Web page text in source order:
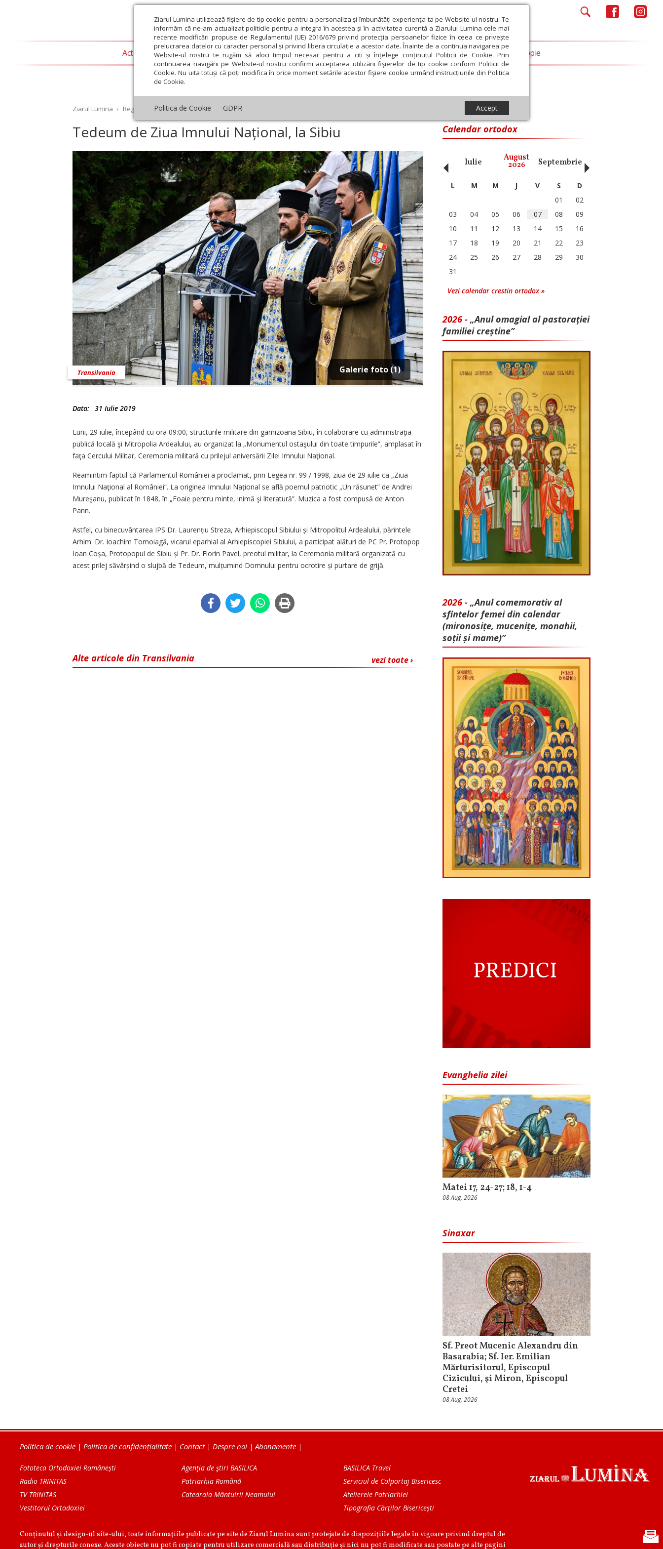
Ziarul Lumina utilizează fişiere de tip cookie pentru a personaliza și îmbunătăți experiența ta pe Website-ul nostru. Te
informăm că ne-am actualizat politicile pentru a integra în acestea și în activitatea curentă a Ziarului Lumina cele mai
recente modificări propuse de Regulamentul (UE) 2016/679 privind protecția persoanelor fizice în ceea ce privește
prelucrarea datelor cu caracter personal și privind libera circulație a acestor date. Înainte de a continua navigarea pe
Website-ul nostru te rugăm să aloci timpul necesar pentru a citi și înțelege conținutul Politicii de Cookie. Prin
continuarea navigării pe Website-ul nostru confirmi acceptarea utilizării fişierelor de tip cookie conform Politicii de
Cookie. Nu uita totuși că poți modifica în orice moment setările acestor fişiere cookie urmând instrucțiunile din Politica
de Cookie.
Politica de Cookie GDPR Accept
Actualitate religioasă Teologie și spiritualitate Educaţie și Cultură Societate Opinii Filantropie
Ziarul Lumina › Regionale › Transilvania › Tedeum de Ziua Imnului Național, la Sibiu
Tedeum de Ziua Imnului Național, la Sibiu
Galerie foto (1)
Transilvania
Data: 31 Iulie 2019
Luni, 29 iulie, începând cu ora 09:00, structurile militare din garnizoana Sibiu, în colaborare cu administraţia
publică locală şi Mitropolia Ardealului, au organizat la „Monumentul ostaşului din toate timpurile”, amplasat în
faţa Cercului Militar, Ceremonia militară cu prilejul aniversării Zilei Imnului Naţional.
Reamintim faptul că Parlamentul României a proclamat, prin Legea nr. 99 / 1998, ziua de 29 iulie ca „Ziua
Imnului Naţional al României”. La originea Imnului Național se află poemul patriotic „Un răsunet” de Andrei
Mureşanu, publicat în 1848, în „Foaie pentru minte, inimă şi literatură”. Muzica a fost compusă de Anton
Pann.
Astfel, cu binecuvântarea IPS Dr. Laurențiu Streza, Arhiepiscopul Sibiului și Mitropolitul Ardealului, părintele
Arhim. Dr. Ioachim Tomoiagă, vicarul eparhial al Arhiepiscopiei Sibiului, a participat alături de PC Pr. Protopop
Ioan Coșa, Protopopul de Sibiu și Pr. Dr. Florin Pavel, preotul militar, la Ceremonia militară organizată cu
acest prilej săvârșind o slujbă de Tedeum, mulțumind Domnului pentru ocrotire și purtare de grijă.
vezi toate ›
Alte articole din Transilvania
Calendar ortodox
Octombrie Noiembrie Decembrie Ianuarie Februarie Martie Aprilie Mai Iunie Iulie August
2026 Septembrie Octombrie
‹ L M M J V S
D
01
02
03
04 05 06 07 08
09
10
11 12 13 14 15
16
17
18 19 20 21 22
23
24
25 26 27 28 29
30
31
Vezi calendar crestin ortodox »
2026 - „Anul omagial al pastorației
familiei creștine”
2026 - „Anul comemorativ al
sfintelor femei din calendar
(mironosițe, mu­cenițe, monahii,
soții și mame)”
Evanghelia zilei
Matei 17, 24-27; 18, 1-4
08 Aug, 2026
Sinaxar
Sf. Preot Mucenic Alexandru din
Basarabia; Sf. Ier. Emilian
Mărturisitorul, Episcopul
Cizicului, şi Miron, Episcopul
Cretei
08 Aug, 2026
Politica de cookie | Politica de confidențialitate | Contact| Despre noi |Abonamente |
Fototeca Ortodoxiei Românești
Radio TRINITAS
TV TRINITAS
Vestitorul Ortodoxiei
Agenţia de ştiri BASILICA
Patriarhia Română
Catedrala Mântuirii Neamului
BASILICA Travel
Serviciul de Colportaj Bisericesc
Atelierele Patriarhiei
Tipografia Cărţilor Bisericeşti
Conținutul și design-ul site-ului, toate informaţiile publicate pe site de Ziarul Lumina sunt protejate de dispoziţiile legale în vigoare privind dreptul de
autor şi drepturile conexe. Aceste obiecte nu pot fi copiate pentru utilizare comercială sau distribuţie şi nici nu pot fi modificate sau postate pe alte pagini